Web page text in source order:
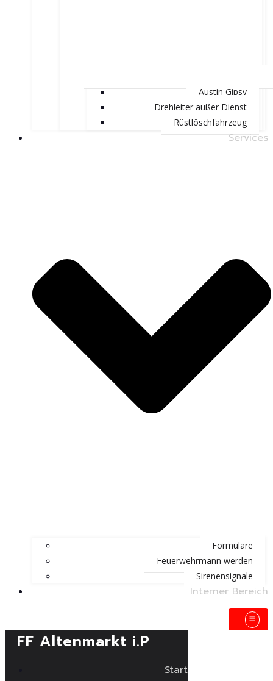
Austin Gipsy
Drehleiter außer Dienst
Rüstlöschfahrzeug
Services
Formulare
Feuerwehrmann werden
Sirenensignale
Interner Bereich
FF Altenmarkt i.P
Start